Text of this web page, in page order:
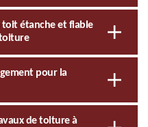
toit étanche et fiable
pour la
de toiture à